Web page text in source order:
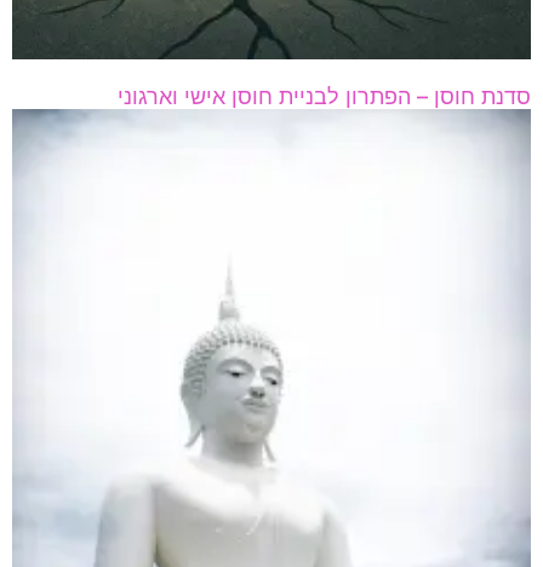
סדנת חוסן – הפתרון לבניית חוסן אישי וארגוני